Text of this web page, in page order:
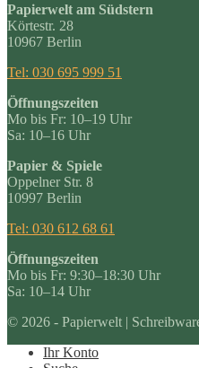
Papierwelt am Südstern
Körtestr. 28
10967 Berlin
Tel: 030 695 999 51
Öffnungszeiten
Mo bis Fr: 10–19 Uhr
Sa: 10–16 Uhr
Papier & Spiele
Oppelner Str. 8
10997 Berlin
Tel: 030 612 68 61
Öffnungszeiten
Mo bis Fr: 9:30–18:30 Uhr
Sa: 10–14 Uhr
© 2026 - Papierwelt |
Ihr Konto